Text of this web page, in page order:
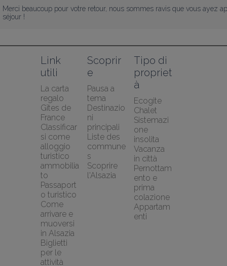
Merci beaucoup pour votre retour, nous sommes ravis que vous ayez
séjour !
Link
utili
La carta
regalo
Gîtes de
France
Classificar
si come
alloggio
turistico
ammobilia
to
Passaport
o turistico
Come
arrivare e
muoversi
in Alsazia
Biglietti
per le
attività
Scoprir
e
Pausa a
tema
Destinazio
ni
principali
Liste des
commune
s
Scoprire
l'Alsazia
Tipo di
propriet
à
Ecogite
Chalet
Sistemazi
one
insolita
Vacanza
in città
Pernottam
ento e
prima
colazione
Appartam
enti